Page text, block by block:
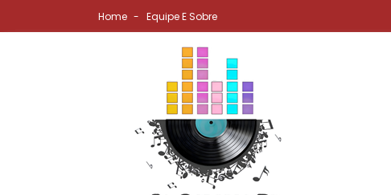
Home Equipe E Sobre